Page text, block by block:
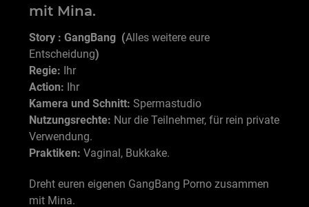
mit Mina.
Story : GangBang (Alles weitere eure
Entscheidung)
Regie: Ihr
Action: Ihr
Kamera und Schnitt: Spermastudio
Nutzungsrechte: Nur die Teilnehmer, für rein private
Verwendung.
Praktiken: Vaginal, Bukkake.
Dreht euren eigenen GangBang Porno zusammen
mit Mina.